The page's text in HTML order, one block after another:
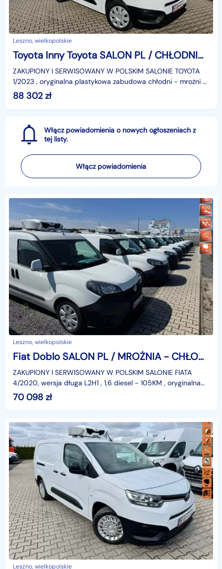
Leszno, wielkopolskie
Toyota Inny Toyota SALON PL / CHŁODNIA MROŻNIA -20st.C / DŁUGI / KLIMA / GWARANCJA
ZAKUPIONY I SERWISOWANY W POLSKIM SALONIE TOYOTA
1/2023 , oryginalna plastykowa zabudowa chłodni - mrożni +
agregat firmy ZANOTTI V200 od -20st.C do +20st.C + g
88 302zł
Włącz powiadomienia o nowych ogłoszeniach z
tej listy.
Włącz powiadomienia
Leszno, wielkopolskie
Fiat Doblo SALON PL / MROŻNIA - CHŁODNIA -20st.C / DŁUGI / 122 tys.km / GWARANC
ZAKUPIONY I SERWISOWANY W POLSKIM SALONIE FIATA
4/2020, wersja długa L2H1 , 1,6 diesel - 105KM , oryginalna
plastykowa zabudowa chłodni - mrożni od -20st.C do
70 098 zł
Leszno, wielkopolskie